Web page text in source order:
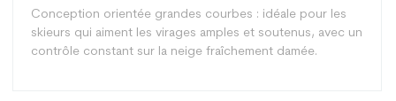
Conception orientée grandes courbes : idéale pour les
skieurs qui aiment les virages amples et soutenus, avec un
contrôle constant sur la neige fraîchement damée.